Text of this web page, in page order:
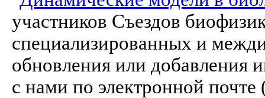
участников Съездов
специализированных и
обновления или добавления
с нами по электронной почте